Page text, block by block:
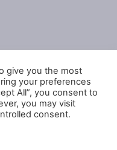
con
give you the most
your preferences
All”, you consent to
you may visit
consent.